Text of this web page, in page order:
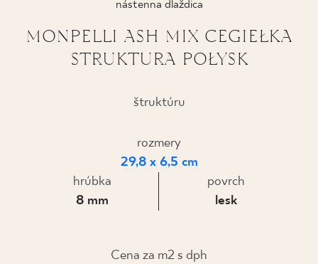
O NÁS
KONTAKT
nástenna dlaždica
MONPELLI ASH MIX CEGIEŁKA
STRUKTURA POŁYSK
štruktúru
rozmery
29,8 x 6,5 cm
hrúbka
8 mm
povrch
lesk
Cena za m2 s dph